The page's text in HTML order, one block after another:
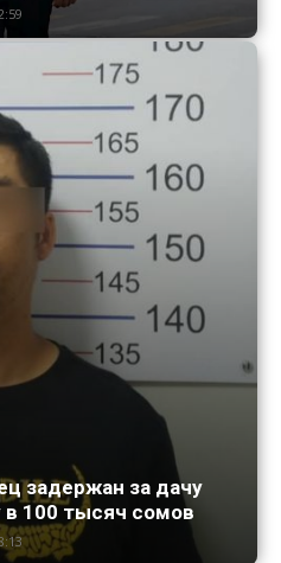
задержан за дачу
в 100 тысяч сомов